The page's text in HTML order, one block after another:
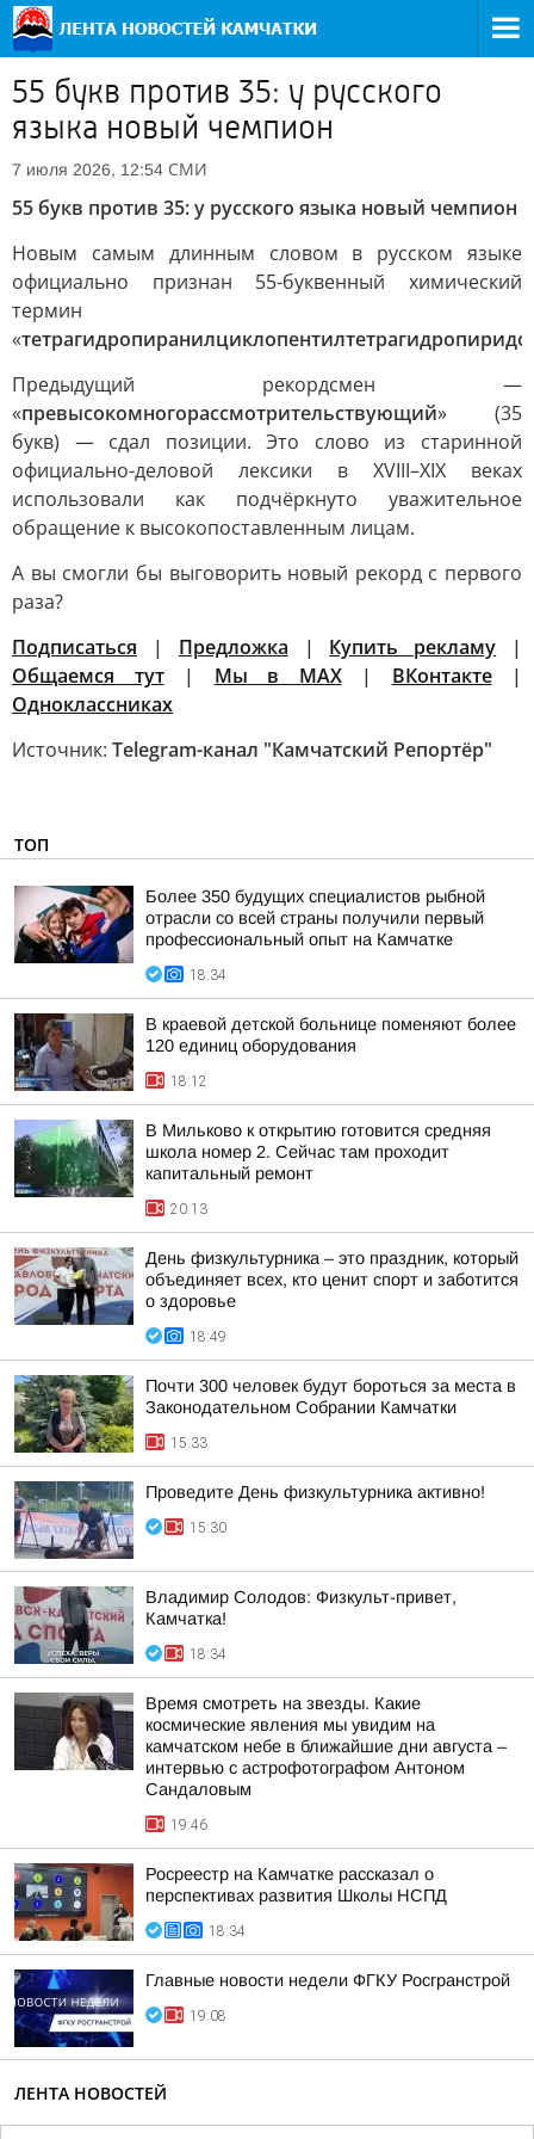
55 букв против 35: у русского
языка новый чемпион
7 июля 2026, 12:54 СМИ
55 букв против 35: у русского языка новый чемпион
Новым самым длинным словом в русском языке
официально признан 55-буквенный химический
термин
«
Предыдущий рекордсмен —
«превысокомногорассмотрительствующий» (35
букв) — сдал позиции. Это слово из старинной
официально-деловой лексики в XVIII–XIX веках
использовали как подчёркнуто уважительное
обращение к высокопоставленным лицам.
А вы смогли бы выговорить новый рекорд с первого
раза?
Подписаться | Предложка | Купить рекламу |
Общаемся тут| Мы в МАХ| ВКонтакте|
Одноклассниках
Источник: Telegram-канал "Камчатский Репортёр"
ТОП
Более 350 будущих специалистов рыбной
отрасли со всей страны получили первый
профессиональный опыт на Камчатке
18:34
В краевой детской больнице поменяют более
120 единиц оборудования
18:12
В Мильково к открытию готовится средняя
школа номер 2. Сейчас там проходит
капитальный ремонт
20:13
День физкультурника – это праздник, который
объединяет всех, кто ценит спорт и заботится
о здоровье
18:49
Почти 300 человек будут бороться за места в
Законодательном Собрании Камчатки
15:33
Проведите День физкультурника активно!
15:30
Владимир Солодов: Физкульт-привет,
Камчатка!
18:34
Время смотреть на звезды. Какие
космические явления мы увидим на
камчатском небе в ближайшие дни августа –
интервью с астрофотографом Антоном
Сандаловым
19:46
Росреестр на Камчатке рассказал о
перспективах развития Школы НСПД
18:34
Главные новости недели ФГКУ Росгранстрой
19:08
ЛЕНТА НОВОСТЕЙ